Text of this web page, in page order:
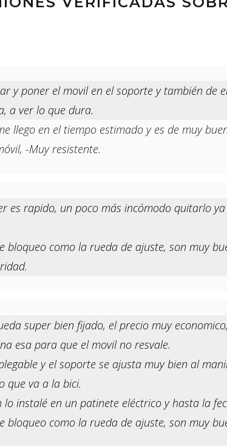
y poner el movil en el soporte y también de
a ver lo que dura.
llego en el tiempo estimado y es de muy
-Muy resistente.
es rapido, un poco más incómodo quitarlo
bloqueo como la rueda de ajuste, son muy
super bien fijado, el precio muy
esa para que el movil no resvale.
y el soporte se ajusta muy bien al
que va a la bici.
instalé en un patinete eléctrico y hasta la
bloqueo como la rueda de ajuste, son muy